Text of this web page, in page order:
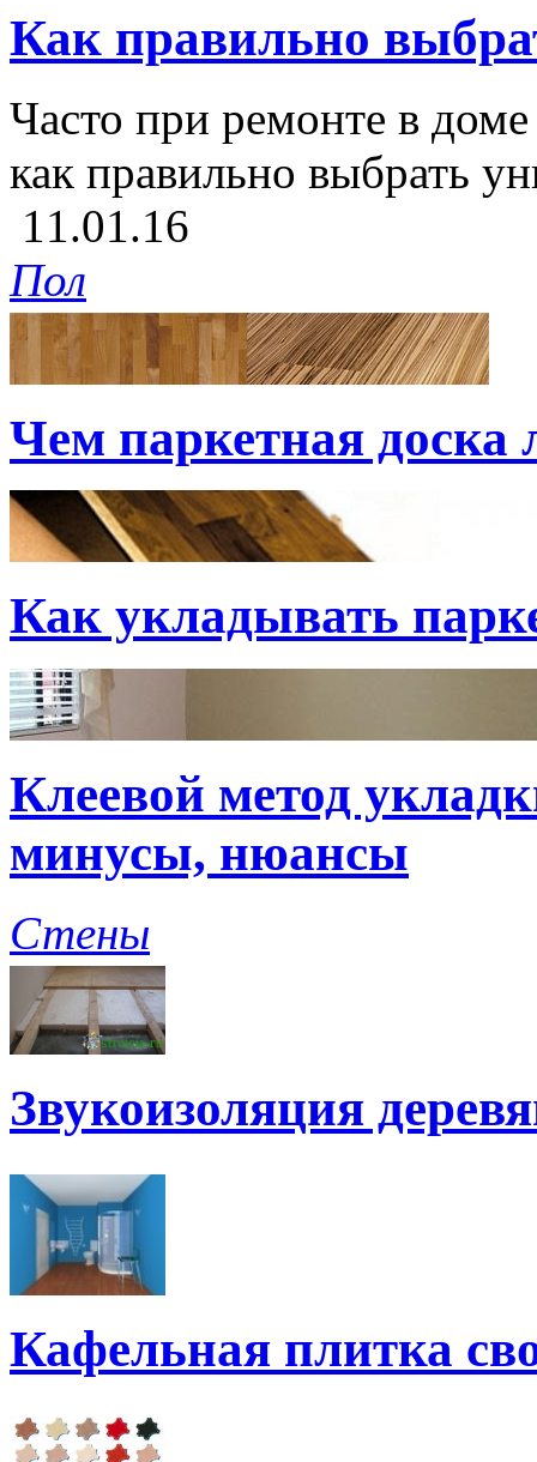
Как правильно
Часто при ремонте в
как правильно выбрать
11.01.16
Пол
Чем паркетная
Как укладывать
Клеевой метод
минусы, нюансы
Стены
Звукоизоляция
Кафельная плитка